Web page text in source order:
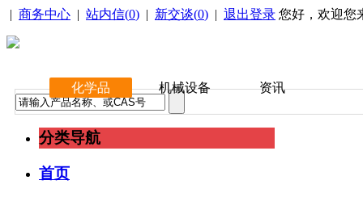
| 商务中心 | 站内信(0) | 新交谈(0) | 退出登录 您好，欢迎您
化学品 机械设备 资讯
分类导航
首页